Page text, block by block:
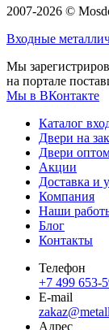
2007-2026 ©
Входные
Мы
на портале
Мы в ВКонтакте
Каталог
Двери на
Двери
Акции
Доставка и
Компания
Наши
Блог
Контакты
Телефон
+7 499 653-
E-mail
Адрес